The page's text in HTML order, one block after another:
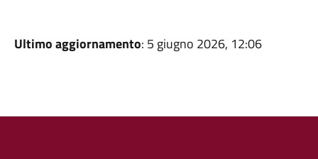
Ultimo aggiornamento: 5 giugno 2026, 12:06